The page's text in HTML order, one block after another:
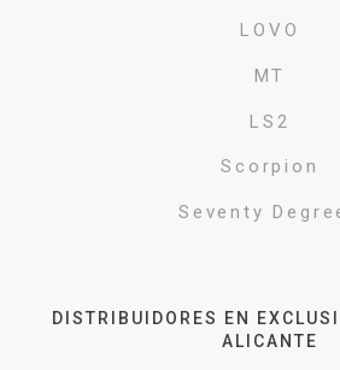
LOVO
MT
LS2
Scorpion
Seventy
DISTRIBUIDORES EN
ALICANTE